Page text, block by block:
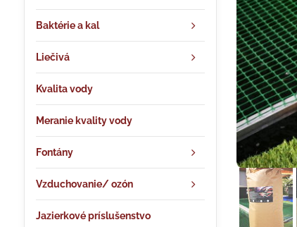
Baktérie a kal
Liečivá
Kvalita vody
Meranie kvality vody
Fontány
Vzduchovanie/ ozón
Jazierkové príslušenstvo